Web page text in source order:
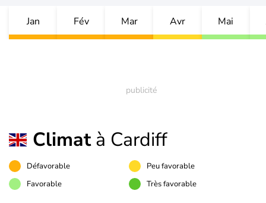
Jan Fév Mar Avr Mai
Climatà Cardiff
Défavorable
Peu favorable
Favorable
Très favorable